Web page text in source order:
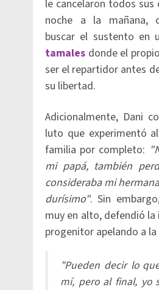
le cancelaron todos
noche a la mañana,
buscar el sustento en
tamales donde el
ser el repartidor antes
su libertad.
Adicionalmente, Dani
luto que experimentó
familia por completo:
mi papá, también
consideraba mi
durísimo". Sin
muy en alto, defendió la
progenitor apelando a
"Pueden decir lo
mí, pero al final, yo